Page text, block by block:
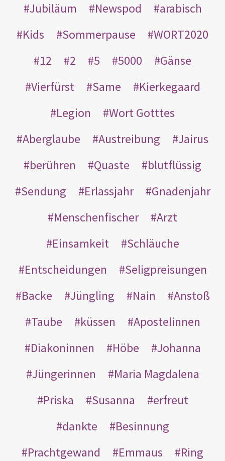
Jubiläum
Newspod
arabisch
Kids
Sommerpause
WORT2020
12
2 5 5000
Gänse
Vierfürst
Same
Kierkegaard
Legion
Wort Gotttes
Aberglaube
Austreibung
Jairus
berühren
Quaste
blutflüssig
Sendung
Erlassjahr
Gnadenjahr
Menschenfischer
Arzt
Einsamkeit
Schläuche
Entscheidungen
Seligpreisungen
Backe
Jüngling Nain
Anstoß
Taube
küssen
Apostelinnen
Diakoninnen
Höbe
Johanna
Jüngerinnen
Maria Magdalena
Priska
Susanna
erfreut
dankte
Besinnung
Prachtgewand
Emmaus
Ring